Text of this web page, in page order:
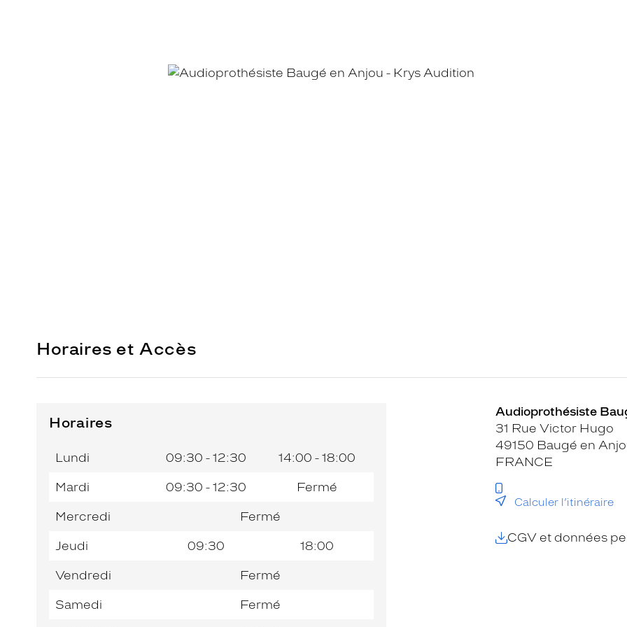
Horaires et Accès
Horaires
Jour de
semaine
Horaires
l’après-
Lundi 09:30 - 12:30 14:00 - 18:00
Mardi 09:30 - 12:30 Fermé
Mercredi Fermé
Jeudi 09:30 18:00
Vendredi Fermé
Samedi Fermé
Jour de
semaine
Horaires
l’après-
Audioprothésiste
31 Rue Victor Hugo
49150 Baugé en
FRANCE
Calculer l’itinéraire
CGV et données